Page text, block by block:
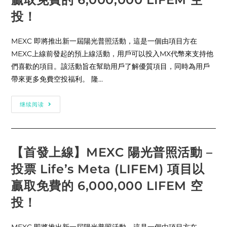
！
投！
MEXC 即將推出新一屆陽光普照活動，這是一個由項目方在
MEXC上線前發起的預上線活動，用戶可以投入MX代幣來支持他
們喜歡的項目。該活動旨在幫助用戶了解優質項目，同時為用戶
帶來更多免費空投福利。 隆…
继续阅读 【首
發
光
普
照
活
動
–
投
項
【首發上線】MEXC 陽光普照活動 –
投票 Life’s Meta (LIFEM) 項目以
贏取免費的 6,000,000 LIFEM 空
投！